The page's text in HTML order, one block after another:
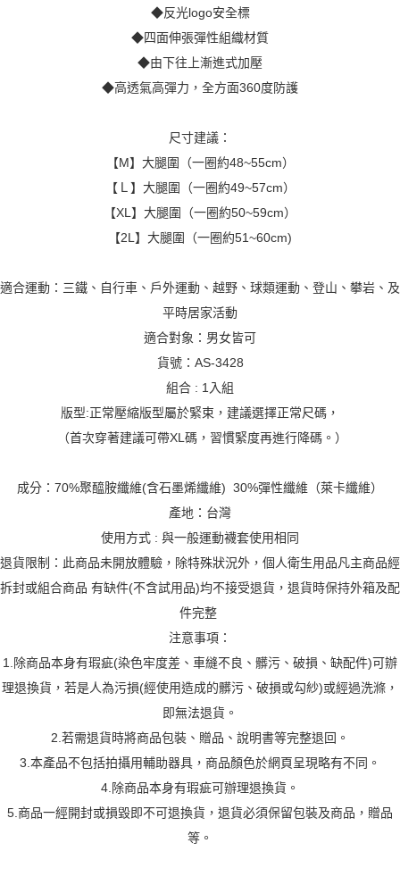
◆反光logo安全標
◆四面伸張彈性組織材質
◆由下往上漸進式加壓
◆高透氣高彈力，全方面360度防護
尺寸建議：
【M】大腿圍（一圈約48~55cm）
【Ｌ】大腿圍（一圈約49~57cm）
【XL】大腿圍（一圈約50~59cm）
【2L】大腿圍（一圈約51~60cm)
適合運動：三鐵、自行車、戶外運動、越野、球類運動、登山、攀岩、及
平時居家活動
適合對象：男女皆可
貨號：AS-3428
組合 : 1入組
版型:正常壓縮版型屬於緊束，建議選擇正常尺碼，
（首次穿著建議可帶XL碼，習慣緊度再進行降碼。）
成分：70%聚醯胺纖維(含石墨烯纖維) 30%彈性纖維（萊卡纖維）
產地：台灣
使用方式 : 與一般運動襪套使用相同
退貨限制：此商品未開放體驗，除特殊狀況外，個人衛生用品凡主商品經
拆封或組合商品 有缺件(不含試用品)均不接受退貨，退貨時保持外箱及配
件完整
注意事項：
1.除商品本身有瑕疵(染色牢度差、車縫不良、髒污、破損、缺配件)可辦
理退換貨，若是人為污損(經使用造成的髒污、破損或勾紗)或經過洗滌，
即無法退貨。
2.若需退貨時將商品包裝、贈品、說明書等完整退回。
3.本產品不包括拍攝用輔助器具，商品顏色於網頁呈現略有不同。
4.除商品本身有瑕疵可辦理退換貨。
5.商品一經開封或損毀即不可退換貨，退貨必須保留包裝及商品，贈品
等。